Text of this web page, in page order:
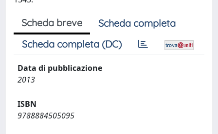
Scheda breve
Scheda completa
Scheda completa (DC)
Data di pubblicazione
2013
ISBN
9788884505095